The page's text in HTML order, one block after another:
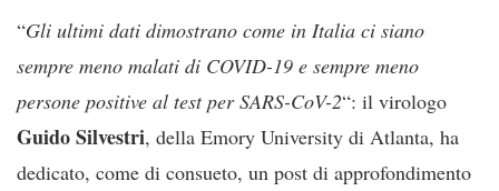
“Gli ultimi dati dimostrano come in Italia ci siano
sempre meno malati di COVID-19 e sempre meno
persone positive al test per SARS-CoV-2“: il virologo
GuidoSilvestri, della Emory University di Atlanta, ha
dedicato, come di consueto, un post di approfondimento